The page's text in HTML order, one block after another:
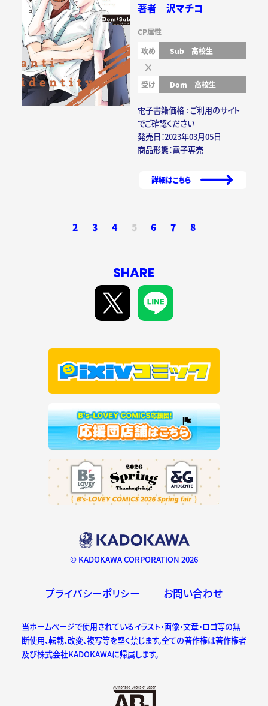
著者 沢マチコ
CP属性
攻め
Sub 高校生
受け Dom 高校生
電子書籍価格 : ご利用のサイト
でご確認ください
発売日：2023年03月05日
商品形態：電子専売
詳細はこちら
2 3 4 5 6 7 8
SHARE
© KADOKAWA CORPORATION 2026
プライバシーポリシー お問い合わせ
当ホームページで使用されているイラスト・画像・文章・ロゴ等の無
断使用、転載、改変、複写等を堅く禁じます。全ての著作権は著作権者
及び株式会社KADOKAWAに帰属します。